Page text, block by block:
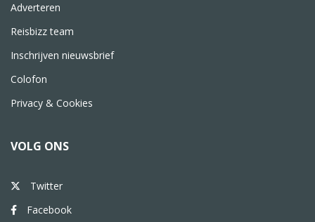
Adverteren
Reisbizz team
Inschrijven nieuwsbrief
Colofon
Privacy & Cookies
VOLG ONS
Twitter
Facebook